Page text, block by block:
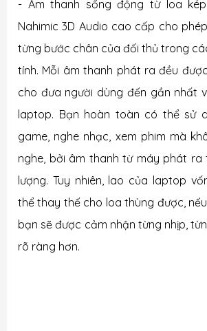
- Âm thanh sống động từ loa
Nahimic 3D Audio cao cấp cho
từng bước chân của đối thủ trong
tính. Mỗi âm thanh phát ra đều
cho đưa người dùng đến gần nhất
laptop. Bạn hoàn toàn có thể sử
game, nghe nhạc, xem phim mà
nghe, bởi âm thanh từ máy phát
lượng. Tuy nhiên, lao của laptop
thể thay thế cho loa thùng được,
bạn sẽ được cảm nhận từng nhịp,
rõ ràng hơn.